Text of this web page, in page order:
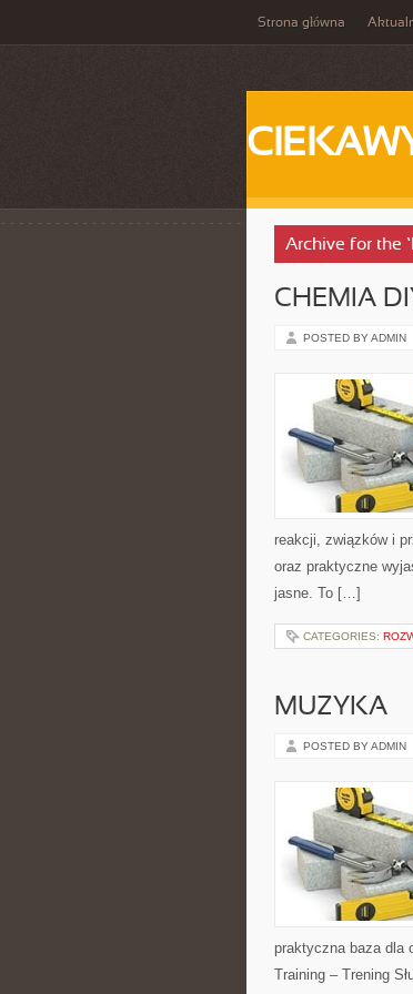
Strona główna
Archive for the
CHEMIA
POSTED BY ADMIN
reakcji, związków i
oraz praktyczne
jasne. To […]
CATEGORIES:
MUZYKA
POSTED BY ADMIN
praktyczna baza dla
Training – Trening